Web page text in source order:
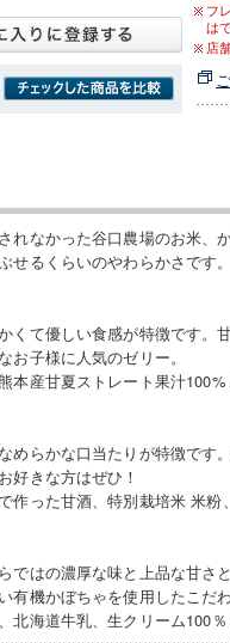
フ
は
店
れなかった谷口農場のお米、
せるくらいのやわらかさです。
くて優しい食感が特徴です。
お子様に人気のゼリー。
本産甘夏ストレート果汁
めらかな口当たりが特徴です
好きな方はぜひ！
作った甘酒、特別栽培米 米
ではの濃厚な味と上品な甘さ
有機かぼちゃを使用したこだ
北海道牛乳、生クリーム100